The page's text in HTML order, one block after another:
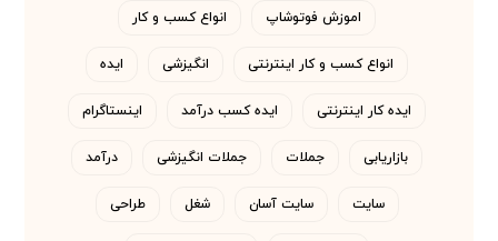
اموزش فوتوشاپ انواع کسب و کار
انواع کسب و کار اینترنتی انگیزشی ایده
ایده کار اینترنتی ایده کسب درآمد اینستاگرام
بازاریابی جملات جملات انگیزشی درآمد
سایت سایت آسان شغل طراحی